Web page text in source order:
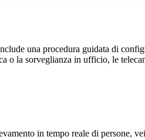
una procedura guidata di
o la sorveglianza in ufficio, le
in tempo reale di persone,